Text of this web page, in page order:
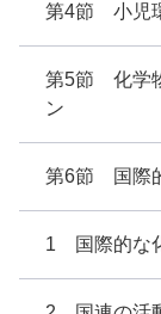
第4節 小児
第5節 化学
ン
第6節 国際
1 国際的な